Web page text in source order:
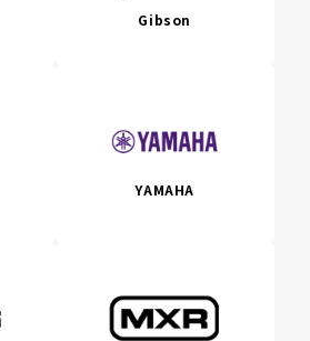
Gibson
YAMAHA